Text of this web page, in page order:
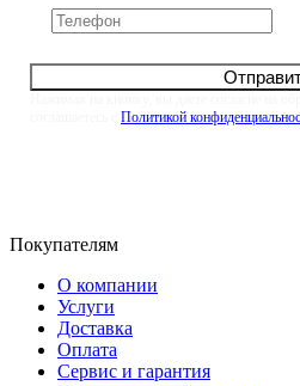
Политикой
Покупателям
О компании
Услуги
Доставка
Оплата
Сервис и гарантия